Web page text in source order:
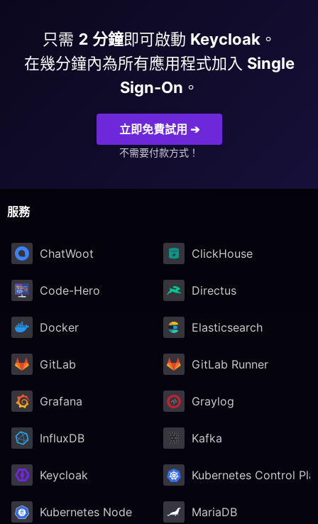
只需 2 分鐘即可啟動 Keycloak。
在幾分鐘內為所有應用程式加入 Single
Sign-On 。
立即免費試用 ➔
不需要付款方式！
服務
ChatWoot ClickHouse
Code-Hero Directus
Docker Elasticsearch
GitLab GitLab Runner
Grafana Graylog
InfluxDB Kafka
Keycloak Kubernetes Control
Kubernetes Node MariaDB